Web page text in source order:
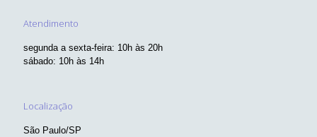
Atendimento
segunda a sexta-feira: 10h às 20h
sábado: 10h às 14h
Localização
São Paulo/SP